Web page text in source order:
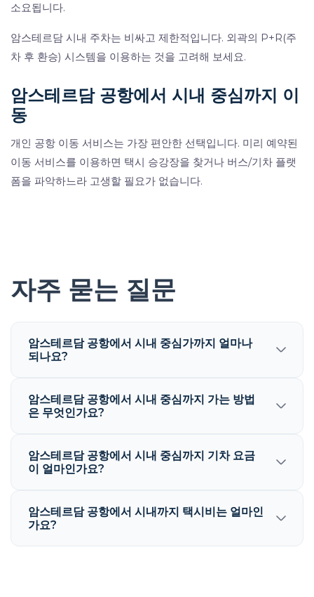
소요됩니다.
암스테르담 시내 주차는 비싸고 제한적입니다. 외곽의 P+R(주
차 후 환승) 시스템을 이용하는 것을 고려해 보세요.
암스테르담 공항에서 시내 중심까지 이
동
개인 공항 이동 서비스는 가장 편안한 선택입니다. 미리 예약된
이동 서비스를 이용하면 택시 승강장을 찾거나 버스/기차 플랫
폼을 파악하느라 고생할 필요가 없습니다.
자주 묻는 질문
암스테르담 공항에서 시내 중심가까지 얼마나
되나요?
암스테르담 공항에서 시내 중심까지 가는 방법
은 무엇인가요?
암스테르담 공항에서 시내 중심까지 기차 요금
이 얼마인가요?
암스테르담 공항에서 시내까지 택시비는 얼마인
가요?